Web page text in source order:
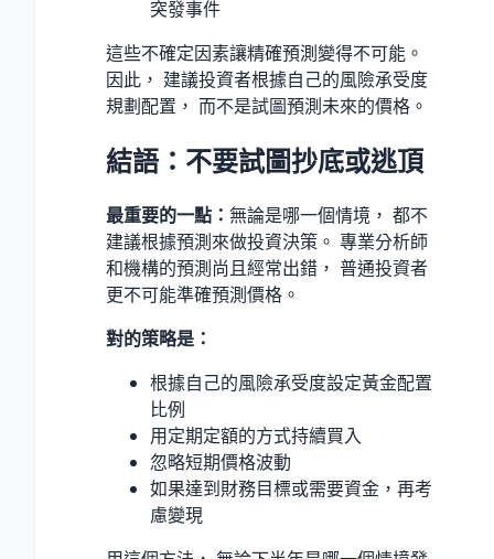
突發事件
這些不確定因素讓精確預測變得不可能。
因此， 建議投資者根據自己的風險承受度
規劃配置， 而不是試圖預測未來的價格。
結語：不要試圖抄底或逃頂
最重要的一點： 無論是哪一個情境， 都不
建議根據預測來做投資決策。 專業分析師
和機構的預測尚且經常出錯， 普通投資者
更不可能準確預測價格。
對的策略是：
根據自己的風險承受度設定黃金配置
比例
用定期定額的方式持續買入
忽略短期價格波動
如果達到財務目標或需要資金，再考
慮變現